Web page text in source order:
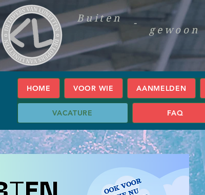
gewoon
Buiten -
HOME VOOR WIE AANMELDEN
VACATURE FAQ